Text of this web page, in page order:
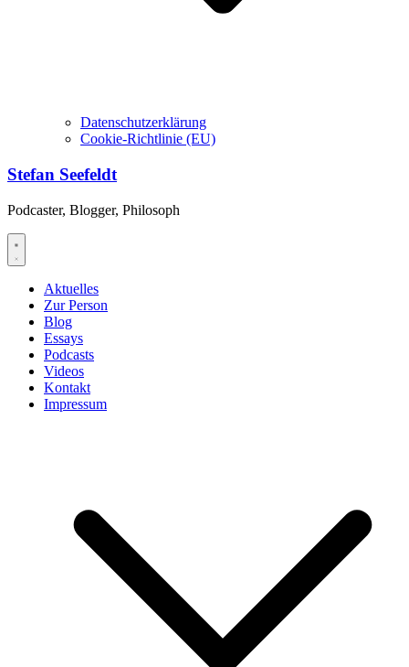
Datenschutzerklärung
Cookie-Richtlinie (EU)
Stefan Seefeldt
Podcaster, Blogger, Philosoph
Aktuelles
Zur Person
Blog
Essays
Podcasts
Videos
Kontakt
Impressum